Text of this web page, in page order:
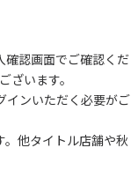
確認画面でご確認くだ
ざいます。
インいただく必要がご
他タイトル店舗や秋